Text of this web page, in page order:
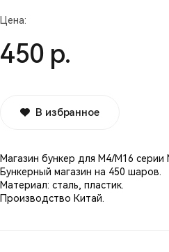
Цена:
450 р.
В избранное
Магазин бункер для М4/М16 серии
Бункерный магазин на 450 шаров.
Материал: сталь, пластик.
Производство Китай.